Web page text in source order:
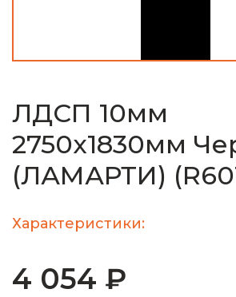
ЛДСП 10мм
2750х1830мм
(ЛАМАРТИ)
Характеристики:
4 054 ₽